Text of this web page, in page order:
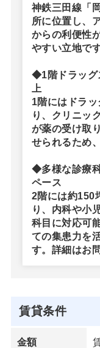
神鉄三田線「
所に位置し、
からの利便性
やすい立地です
◆1階ドラッグ
上
1階にはドラ
り、クリニッ
が薬の受け取
せられるため
◆多様な診療
ペース
2階には約150
り、内科や小
科目に対応可
ての集患力を
す。詳細はお
賃貸条件
金額